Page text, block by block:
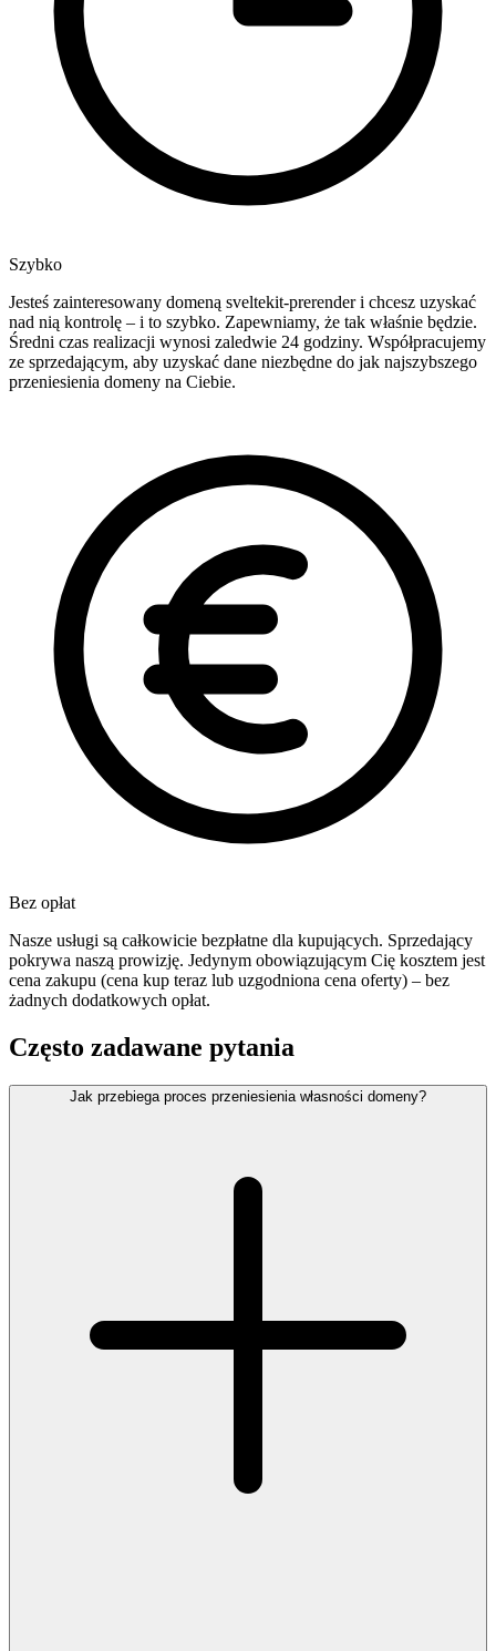
Szybko
Jesteś zainteresowany domeną sveltekit-prerender i chcesz uzyskać
nad nią kontrolę – i to szybko. Zapewniamy, że tak właśnie będzie.
Średni czas realizacji wynosi zaledwie 24 godziny. Współpracujemy
ze sprzedającym, aby uzyskać dane niezbędne do jak najszybszego
przeniesienia domeny na Ciebie.
Bez opłat
Nasze usługi są całkowicie bezpłatne dla kupujących. Sprzedający
pokrywa naszą prowizję. Jedynym obowiązującym Cię kosztem jest
cena zakupu (cena kup teraz lub uzgodniona cena oferty) – bez
żadnych dodatkowych opłat.
Często zadawane pytania
Jak przebiega proces przeniesienia własności domeny?